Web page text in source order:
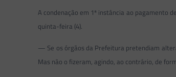
A condenação em 1ª instância ao pagamento
quinta-feira (4).
— Se os órgãos da Prefeitura pretendiam
Mas não o fizeram, agindo, ao contrário, de